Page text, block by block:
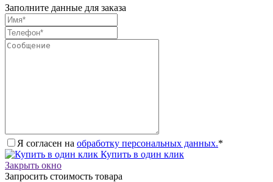
Заполните данные для заказа
Я согласен на обработку персональных данных.*
Купить в один клик
Закрыть окно
Запросить стоимость товара